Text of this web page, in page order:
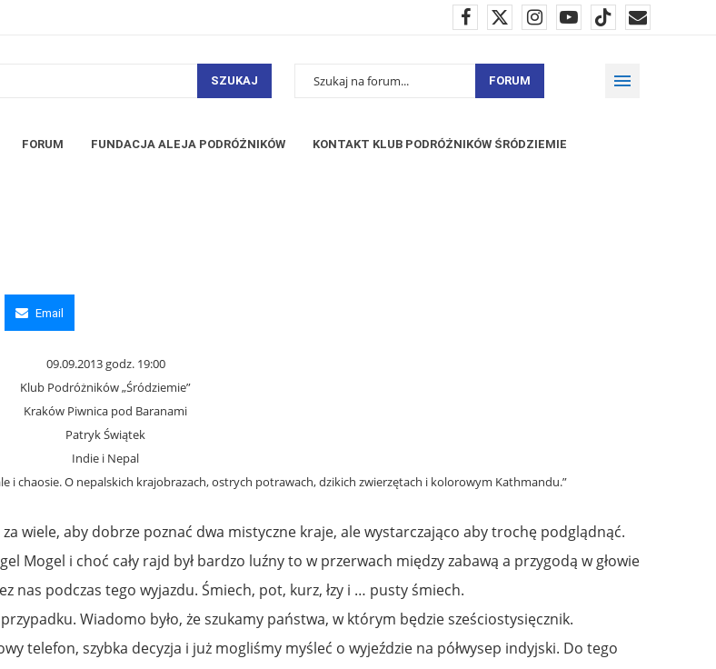
SZUKAJ FORUM
FORUM FUNDACJA ALEJA PODRÓŻNIKÓW KONTAKT KLUB PODRÓŻNIKÓW ŚRÓDZIEMIE
Email
09.09.2013 godz. 19:00
Klub Podróżników „Śródziemie”
Kraków Piwnica pod Baranami
Patryk Świątek
Indie i Nepal
i chaosie. O nepalskich krajobrazach, ostrych potrawach, dzikich zwierzętach i kolorowym Kathmandu.”
wiele, aby dobrze poznać dwa mistyczne kraje, ale wystarczająco aby trochę podglądnąć.
Mogel i choć cały rajd był bardzo luźny to w przerwach między zabawą a przygodą w głowie
nas podczas tego wyjazdu. Śmiech, pot, kurz, łzy i … pusty śmiech.
Wiadomo było, że szukamy państwa, w którym będzie sześciostysięcznik.
telefon, szybka decyzja i już mogliśmy myśleć o wyjeździe na półwysep indyjski. Do tego